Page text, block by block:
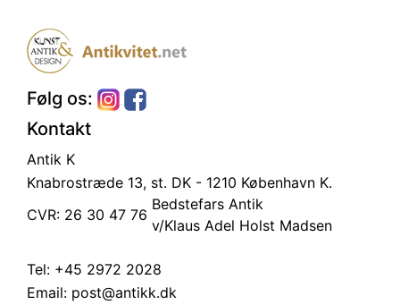
Følg os:
Kontakt
Antik K
Knabrostræde 13, st. DK - 1210 København K.
CVR: 26 30 47 76
Bedstefars Antik
v/Klaus Adel Holst Madsen
Tel: +45 2972 2028
Email: post@antikk.dk